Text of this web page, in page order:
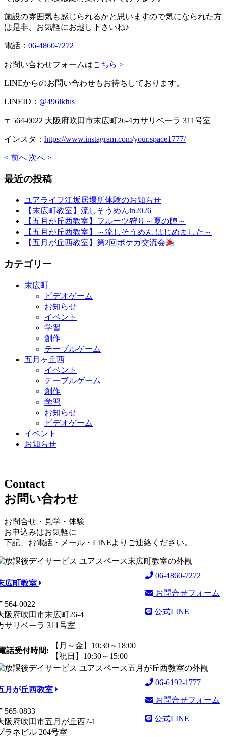
施設の雰囲気も感じられるかと思いますので気になられた方
は是非、お気軽にお越し下さいね♪
電話： 06-4860-7272
お問い合わせフォームはこちら >
LINEからのお問い合わせもお待ちしております。
LINEID： @496ikfus
〒564-0022 大阪府吹田市末広町26-4カサリベーラ 311号室
インスタ： https://www.instagram.com/your.space1777/
< 前へ 次へ >
最近の投稿
ユアライフ江坂居場所体験のお知らせ
【末広町教室】流しそうめんin2026
【五月が丘西教室】フルーツ狩り～夏の陣～
【五月が丘西教室】～流しそうめん はじめました～
【五月が丘西教室】第2回ポケカ交流会
カテゴリー
末広町
ビデオゲーム
お知らせ
イベント
学習
創作
テーブルゲーム
五月ヶ丘西
イベント
テーブルゲーム
創作
学習
お知らせ
ビデオゲーム
イベント
お知らせ
Contact
お問い合わせ
お問合せ・見学・体験
お申込みはお気軽に
下記、お電話・メール・LINEよりご連絡ください。
広町教室
564-0022
阪府吹田市末広町26-4
サリベーラ 311号室
話受付時間:
【月～金】10:30～18:00
【祝日】10:30～15:00
06-4860-7272
お問合せフォーム
公式LINE
月が丘西教室
565-0833
阪府吹田市五月が丘西7-1
ラネビル 204号室
06-6192-1777
お問合せフォーム
公式LINE